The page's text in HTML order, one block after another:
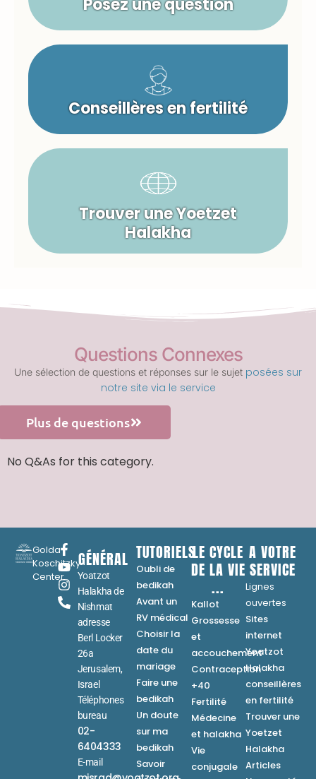
Posez une question
Conseillères en fertilité
Trouver une Yoetzet
Halakha
Questions Connexes
Une sélection de questions et réponses sur le sujet posées sur
notre site via le service
Plus de questions
No Q&As for this category.
Golda
Koschitzky
Center
GÉNÉRAL
Yoatzot
Halakha de
Nishmat
adresse
Berl Locker
26a
Jerusalem,
Israel
Téléphones
bureau
02-
6404333
E-mail
TUTORIELS
Oubli de
bedikah
Avant un
RV médical
Choisir la
date du
mariage
Faire une
bedikah
Un doute
sur ma
bedikah
Savoir
LE CYCLE
DE LA VIE
...
Kallot
Grossesse
et
accouchement
Contraception
+40
Fertilité
Médecine
et halakha
Vie
conjugale
A VOTRE
SERVICE
Lignes
ouvertes
Sites
internet
Yoatzot
Halakha
conseillères
en fertilité
Trouver une
Yoetzet
Halakha
Articles